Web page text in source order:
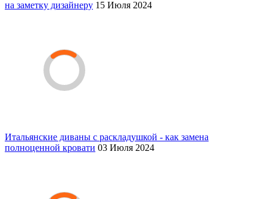
на заметку дизайнеру 15 Июля 2024
Итальянские диваны с раскладушкой - как замена
полноценной кровати 03 Июля 2024